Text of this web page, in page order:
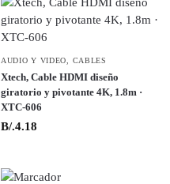
AUDIO Y VIDEO CABLES
Xtech, Cable HDMI diseño
giratorio y pivotante 4K, 1.8m ·
XTC-606
B/.4.18